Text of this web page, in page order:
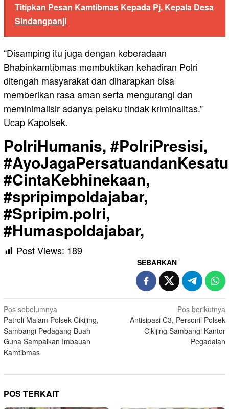
Titipkan Pesan Kamtibmas Kepada Pj. Kepala Desa
Sindangpanji
“Disamping itu juga dengan keberadaan
Bhabinkamtibmas membuktikan kehadiran Polri
ditengah masyarakat dan diharapkan bisa
memberikan rasa aman serta mengurangi dan
meminimalisir adanya pelaku tindak kriminalitas.”
Ucap Kapolsek.
PolriHumanis, #PolriPresisi,
#CintaKebhinekaan,
#spripimpoldajabar,
#Spripim.polri,
#Humaspoldajabar,
Post Views: 189
SEBARKAN
Navigasi
pos
Pos sebelumnya
Patroli Malam Polsek Cikijing,
Sambangi Pedagang Buah
Guna Sampaikan Imbauan
Kamtibmas
Pos berikutnya
Antisipasi C3, Personil Polsek
Cikijing Sambangi Kantor
Pegadaian
POS TERKAIT